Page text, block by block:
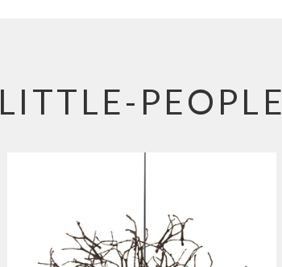
LITTLE-PEOPLE